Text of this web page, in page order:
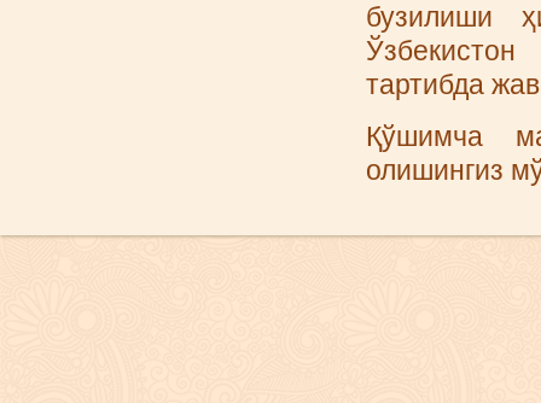
бузилиши
тартибда
Қўшимча
олишингиз